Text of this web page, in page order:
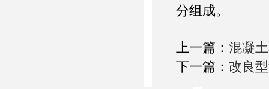
分组成。
上一篇： 混凝
下一篇： 改良